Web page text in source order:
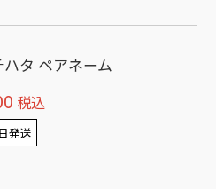
ハタ ペアネーム
税込
発送